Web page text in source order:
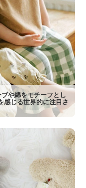
や綿をモチーフとし
感じる世界的に注目さ